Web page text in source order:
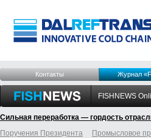
Контакты Журнал
FISHNEWS
Сильная переработка — гордость
Поручения Президента
Промысловое